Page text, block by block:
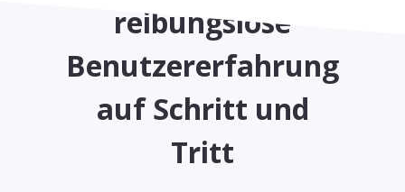
reibungslose
Benutzererfahrung
auf Schritt und
Tritt